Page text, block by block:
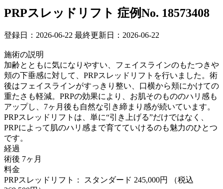
PRPスレッドリフト 症例No. 18573408
登録日：2026-06-22 最終更新日：2026-06-22
施術の説明
加齢とともに気になりやすい、フェイスラインのもたつきや
頬の下垂感に対して、PRPスレッドリフトを行いました。術
後はフェイスラインがすっきり整い、口横から頬にかけての
重たさも軽減。PRPの効果により、お肌そのもののハリ感も
アップし、7ヶ月後も自然な引き締まり感が続いています。
PRPスレッドリフトは、単に“引き上げる”だけではなく、
PRPによって肌のハリ感まで育てていけるのも魅力のひとつ
です。
経過
術後 7ヶ月
料金
PRPスレッドリフト： スタンダード 245,000円
（税込